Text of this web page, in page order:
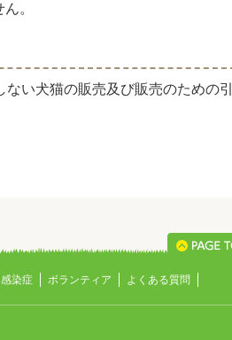
。
い犬猫の販売及び販売のための引
染症 ボランティア よくある質問